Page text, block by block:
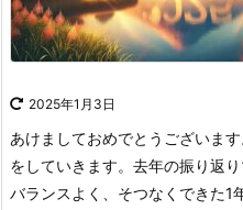
2025年1月3日
あけましておめでとうございます
をしていきます。 去年の振り返り
バランスよく、そつなくできた1